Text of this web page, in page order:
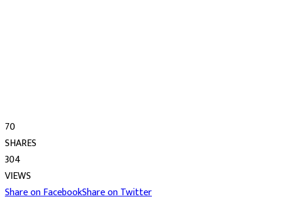
70
SHARES
304
VIEWS
Share on FacebookShare on Twitter